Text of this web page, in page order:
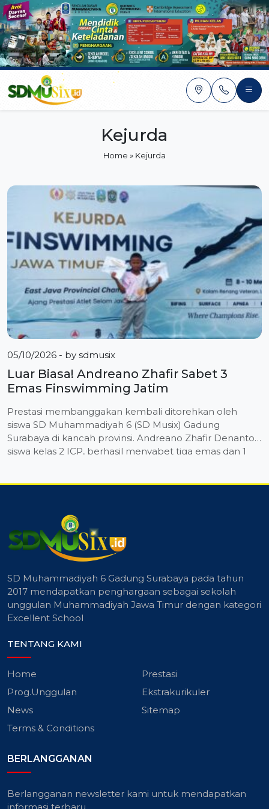
Skip
to
content
Kejurda
Home » Kejurda
05/10/2026 - by sdmusix
Luar Biasa! Andreano Zhafir Sabet 3
Emas Finswimming Jatim
Prestasi membanggakan kembali ditorehkan oleh
siswa SD Muhammadiyah 6 (SD Musix) Gadung
Surabaya di kancah provinsi. Andreano Zhafir Denanto,
siswa kelas 2 ICP, berhasil menyabet tiga emas dan 1
SD Muhammadiyah 6 Gadung Surabaya pada tahun
2017 mendapatkan penghargaan sebagai sekolah
unggulan Muhammadiyah Jawa Timur dengan kategori
Excellent School
TENTANG KAMI
Home
Prestasi
Prog.Unggulan
Ekstrakurikuler
News
Sitemap
Terms & Conditions
BERLANGGANAN
Berlangganan newsletter kami untuk mendapatkan